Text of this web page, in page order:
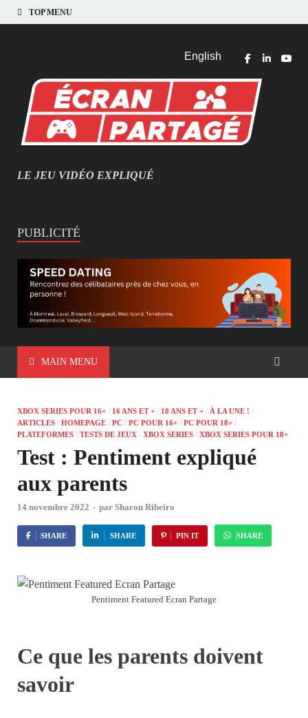
TOP MENU
English
MIEUX COMPRENDRE LES JEUX VIDÉO
LE JEU VIDÉO EXPLIQUÉ
PUBLICITÉ
MAIN MENU
XBOX SERIES POUR 16+ / 16 ANS ET + / 18 ANS ET + / À LA UNE ! /
ARTICLES / HOMEPAGE / PC / PC POUR 16+ / PC POUR 18+ /
PLATEFORMES / TESTS DE JEUX / XBOX SERIES / XBOX SERIES POUR 18+
Test : Pentiment expliqué
aux parents
14 novembre 2022 - par Sharon Ribeiro
SHARE SHARE PIN IT SHARE
Pentiment Featured Ecran Partage
Ce que les parents doivent
savoir